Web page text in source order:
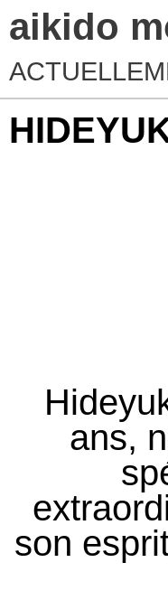
aikido
ans,
son